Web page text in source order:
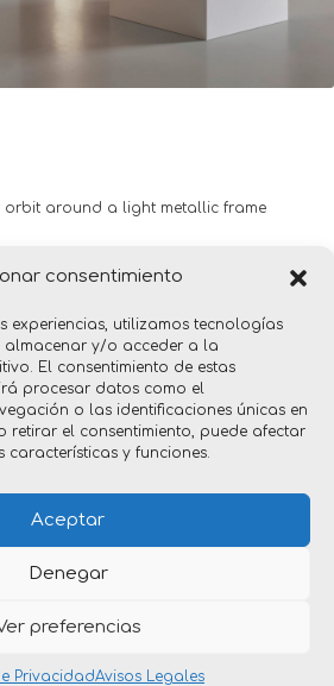
consentimiento
experiencias, utilizamos tecnologías
y/o acceder a la
El consentimiento de estas
procesar datos como el
o las identificaciones únicas en
retirar el consentimiento, puede afectar
características y funciones.
Aceptar
Denegar
preferencias
PrivacidadAvisos Legales
orbit around a light metallic frame
made the most of the family.
|Aviso legal|Política de cookies